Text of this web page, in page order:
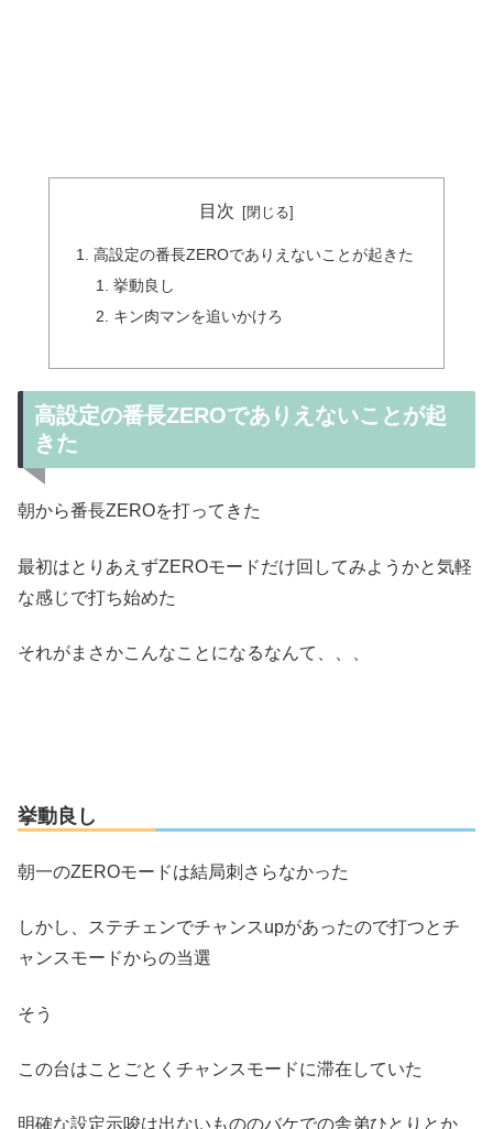
目次
高設定の番長ZEROでありえないことが起きた
挙動良し
キン肉マンを追いかけろ
高設定の番長ZEROでありえないことが起
きた
朝から番長ZEROを打ってきた
最初はとりあえずZEROモードだけ回してみようかと気軽
な感じで打ち始めた
それがまさかこんなことになるなんて、、、
挙動良し
朝一のZEROモードは結局刺さらなかった
しかし、ステチェンでチャンスupがあったので打つとチ
ャンスモードからの当選
そう
この台はことごとくチャンスモードに滞在していた
明確な設定示唆は出ないもののバケでの舎弟ひとりとか